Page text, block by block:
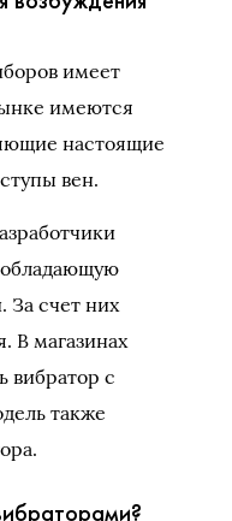
имеет
имеются
настоящие
вен.
счет них
В магазинах
вибратор с
также